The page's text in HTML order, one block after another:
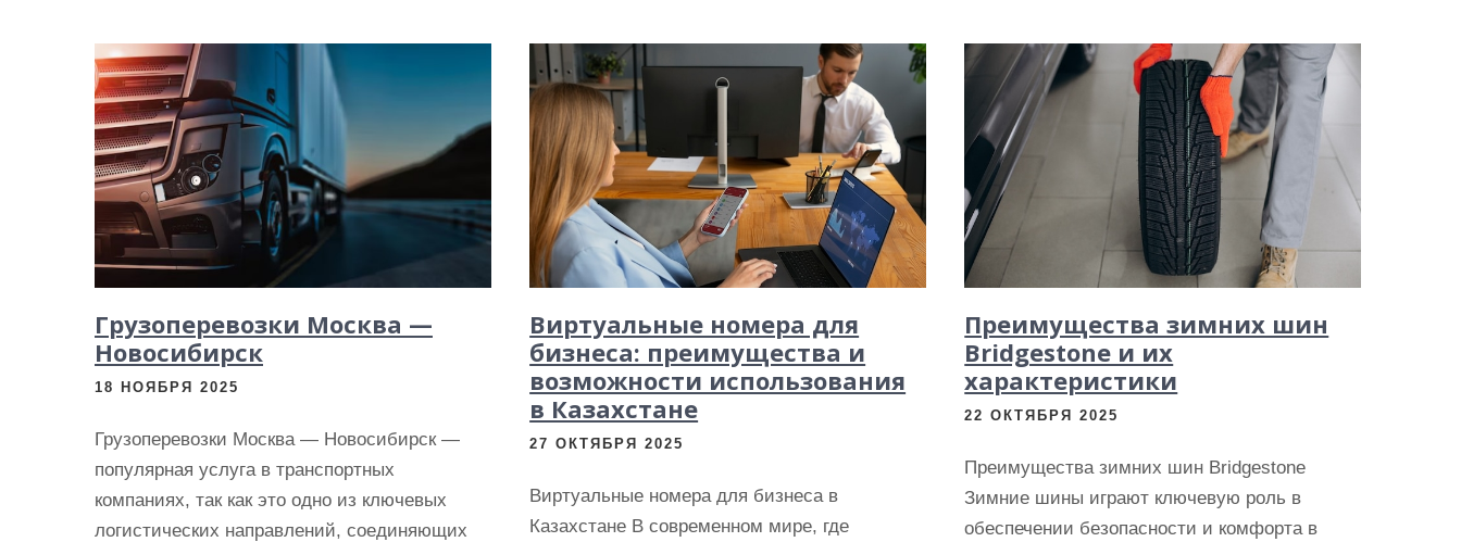
Грузоперевозки Москва —
Новосибирск
18 НОЯБРЯ 2025
Грузоперевозки Москва — Новосибирск —
популярная услуга в транспортных
компаниях, так как это одно из ключевых
логистических направлений, соединяющих
Виртуальные номера для
бизнеса: преимущества и
возможности использования
в Казахстане
27 ОКТЯБРЯ 2025
Виртуальные номера для бизнеса в
Казахстане В современном мире, где
Преимущества зимних шин
Bridgestone и их
характеристики
22 ОКТЯБРЯ 2025
Преимущества зимних шин Bridgestone
Зимние шины играют ключевую роль в
обеспечении безопасности и комфорта в